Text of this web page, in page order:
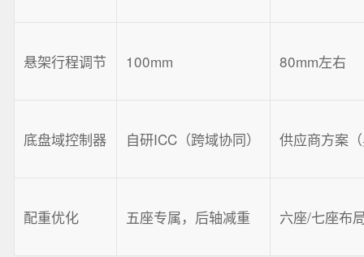
悬架行程调节 100mm 80mm左右
底盘域控制器 自研ICC（跨域协同） 供应商方案
配重优化 五座专属，后轴减重 六座/七座布